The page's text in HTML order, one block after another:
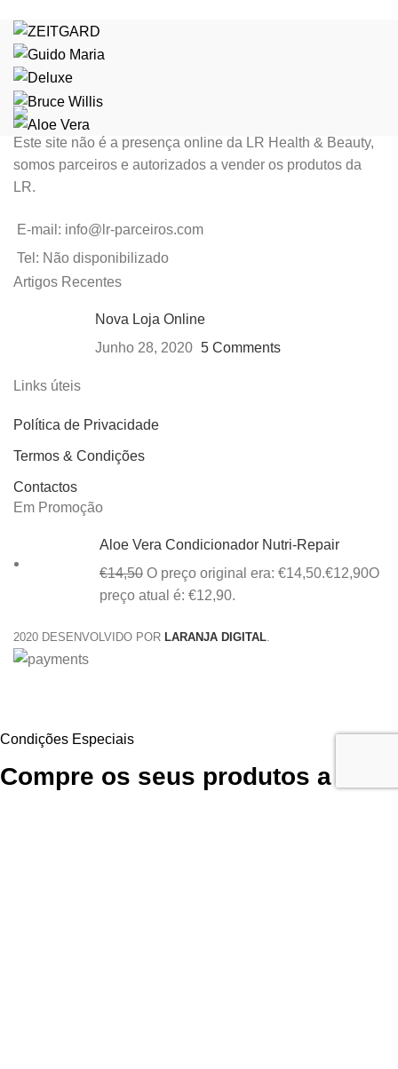
Este site não é a presença online da LR Health & Beauty,
somos parceiros e autorizados a vender os produtos da
LR.
E-mail: info@lr-parceiros.com
Tel: Não disponibilizado
Artigos Recentes
Nova Loja Online
Junho 28, 2020 5 Comments
Links úteis
Política de Privacidade
Termos & Condições
Contactos
Em Promoção
Aloe Vera Condicionador Nutri-Repair
€14,50 O preço original era: €14,50.€12,90O
preço atual é: €12,90.
2020 DESENVOLVIDO POR LARANJA DIGITAL
Condições Especiais
Compre os seus produtos a